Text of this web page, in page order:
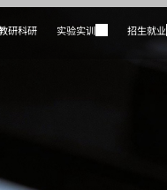
研科研 实验实训 招生就业